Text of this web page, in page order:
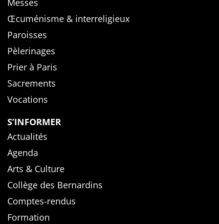
Messes
Œcuménisme & interreligieux
Paroisses
Pèlerinages
Prier à Paris
Sacrements
Vocations
S’INFORMER
Actualités
Agenda
Arts & Culture
Collège des Bernardins
Comptes-rendus
Formation